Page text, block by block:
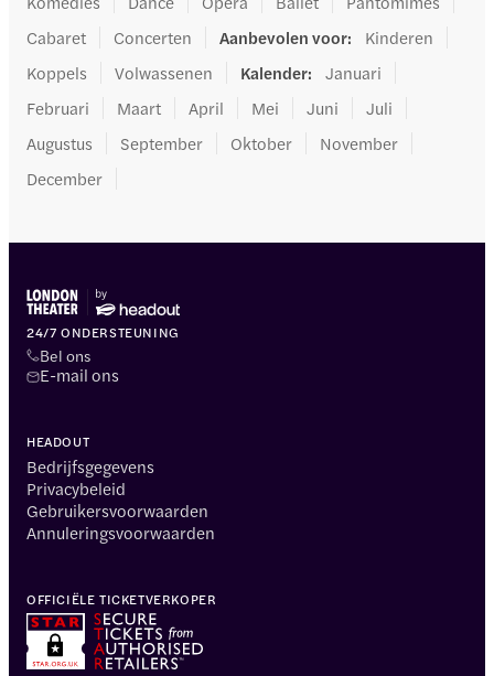
Cabaret
Concerten Aanbevolen voor:
Kinderen
Koppels
Volwassenen Kalender:
Januari
Februari
Maart April Mei Juni
Juli
Augustus
September Oktober
November
December
24/7 ONDERSTEUNING
Bel ons
E-mail ons
HEADOUT
Bedrijfsgegevens
Privacybeleid
Gebruikersvoorwaarden
Annuleringsvoorwaarden
OFFICIËLE TICKETVERKOPER